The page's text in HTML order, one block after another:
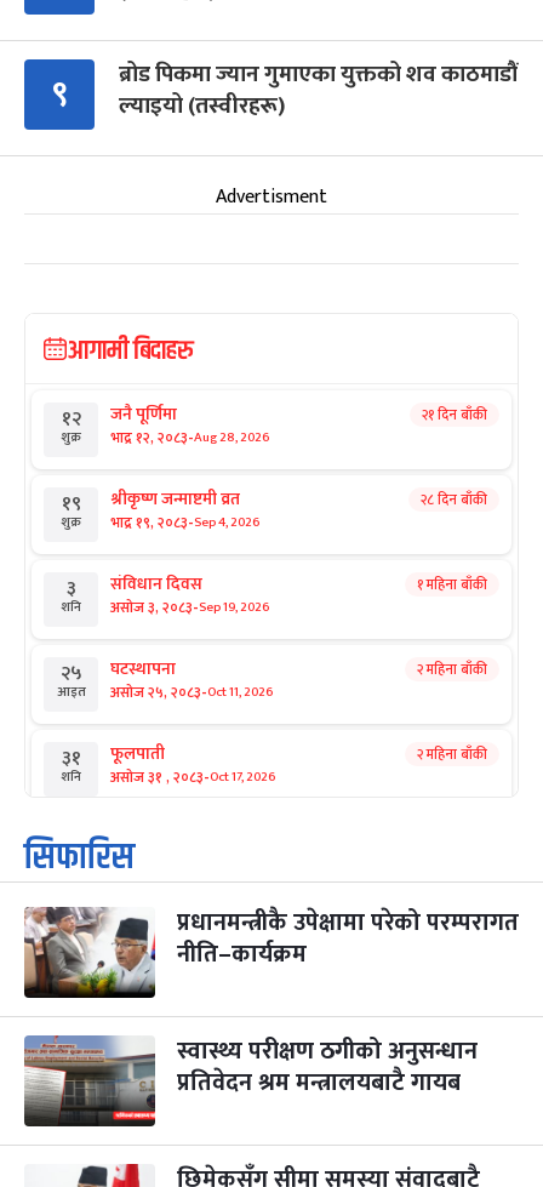
९
ब्रोड पिकमा ज्यान गुमाएका युक्तको शव काठमाडौं
ल्याइयो (तस्वीरहरू)
Advertisment
आगामी बिदाहरु
१२
शुक्र
जनै पूर्णिमा
भाद्र १२, २०८३-Aug 28, 2026
२१ दिन बाँकी
१९
शुक्र
श्रीकृष्ण जन्माष्टमी व्रत
भाद्र १९, २०८३-Sep 4, 2026
२८ दिन बाँकी
३
शनि
संविधान दिवस
असोज ३, २०८३-Sep 19, 2026
१ महिना बाँकी
२५
आइत
घटस्थापना
असोज २५, २०८३-Oct 11, 2026
२ महिना बाँकी
३१
शनि
फूलपाती
असोज ३१ , २०८३-Oct 17, 2026
२ महिना बाँकी
१
आइत
कार्तिक सङ्क्रान्ति
कार्तिक १, २०८३
३
मंगल
महानवमी
कार्तिक ३, २०८३-Oct 20, 2026
२ महिना बाँकी
४
बुध कार्तिक ४, २०८३ Oct 21, 2026
५
बिहि
पापा‌ङ्कुशा एकादशी व्रत
कार्तिक ५, २०८३
२ महिना बाँकी
कुकुर तिहार ३ महिना बाँकी
सिफारिस
प्रधानमन्त्रीकै उपेक्षामा परेको परम्परागत
नीति–कार्यक्रम
स्वास्थ्य परीक्षण ठगीको अनुसन्धान
प्रतिवेदन श्रम मन्त्रालयबाटै गायब